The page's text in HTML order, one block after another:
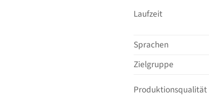
Laufzeit
Sprachen
Zielgruppe
Produktionsqualität